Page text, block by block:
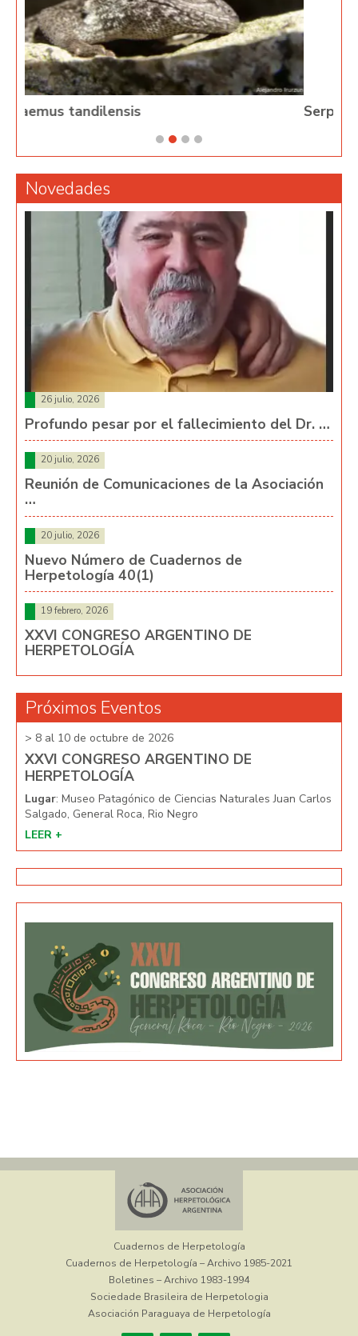
Serpientes de Argentina
Novedades
26 julio, 2026
Profundo pesar por el fallecimiento del Dr. …
20 julio, 2026
Reunión de Comunicaciones de la Asociación
…
20 julio, 2026
Nuevo Número de Cuadernos de
Herpetología 40(1)
19 febrero, 2026
XXVI CONGRESO ARGENTINO DE
HERPETOLOGÍA
Próximos Eventos
> 8 al 10 de octubre de 2026
XXVI CONGRESO ARGENTINO DE
HERPETOLOGÍA
Lugar: Museo Patagónico de Ciencias Naturales Juan Carlos
Salgado, General Roca, Rio Negro
LEER +
Cuadernos de Herpetología
Cuadernos de Herpetología – Archivo 1985-2021
Boletines – Archivo 1983-1994
Sociedade Brasileira de Herpetologia
Asociación Paraguaya de Herpetología